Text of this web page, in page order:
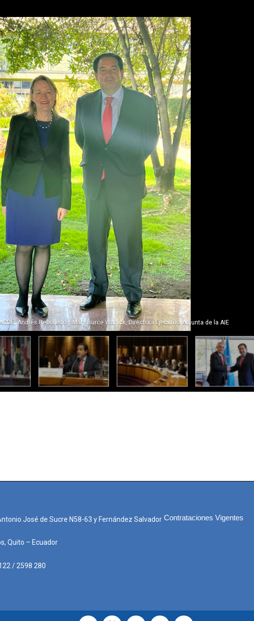
Andrés Rebolledo y Mary Burce Warlick, Directora Ejecutiva Adjunta de la AIE
José de Sucre N58-63 y Fernández Salvador
Quito – Ecuador
/ 2598 280
Contrataciones Vigentes